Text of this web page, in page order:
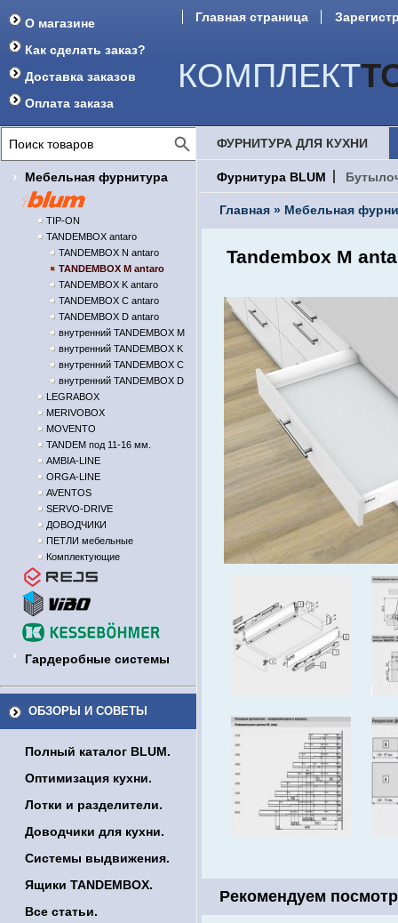
О магазине
Как сделать заказ?
Доставка заказов
Оплата заказа
Главная страница
КОМПЛЕКТ
Мебельная фурнитура
TIP-ON
TANDEMBOX antaro
TANDEMBOX N antaro
TANDEMBOX M antaro
TANDEMBOX K antaro
TANDEMBOX C antaro
TANDEMBOX D antaro
внутренний TANDEMBOX M
внутренний TANDEMBOX K
внутренний TANDEMBOX C
внутренний TANDEMBOX D
LEGRABOX
MERIVOBOX
MOVENTO
TANDEM под 11-16 мм.
AMBIA-LINE
ORGA-LINE
AVENTOS
SERVO-DRIVE
ДОВОДЧИКИ
ПЕТЛИ мебельные
Комплектующие
Гардеробные системы
ОБЗОРЫ И СОВЕТЫ
Полный каталог BLUM.
Оптимизация кухни.
Лотки и разделители.
Доводчики для кухни.
Системы выдвижения.
Ящики TANDEMBOX.
Все статьи.
ФУРНИТУРА ДЛЯ КУХНИ
Фурнитура BLUM
Главная » Мебельная
Tandembox M
Рекомендуем